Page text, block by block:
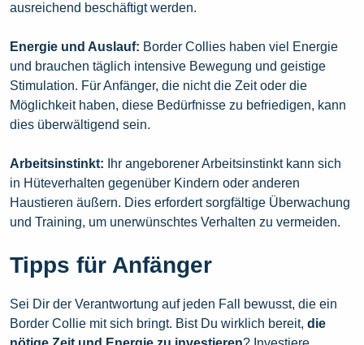
ausreichend beschäftigt werden.
Energie und Auslauf: Border Collies haben viel Energie
und brauchen täglich intensive Bewegung und geistige
Stimulation. Für Anfänger, die nicht die Zeit oder die
Möglichkeit haben, diese Bedürfnisse zu befriedigen, kann
dies überwältigend sein.
Arbeitsinstinkt: Ihr angeborener Arbeitsinstinkt kann sich
in Hüteverhalten gegenüber Kindern oder anderen
Haustieren äußern. Dies erfordert sorgfältige Überwachung
und Training, um unerwünschtes Verhalten zu vermeiden.
Tipps für Anfänger
Sei Dir der Verantwortung auf jeden Fall bewusst, die ein
Border Collie mit sich bringt. Bist Du wirklich bereit, die